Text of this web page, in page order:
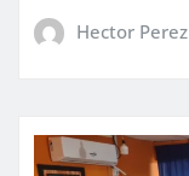
Hector Perez